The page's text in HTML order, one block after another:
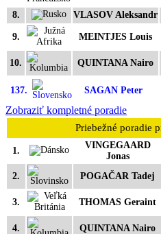
8. VLASOV Aleksandr
9. MEINTJES Louis
10. QUINTANA Nairo
137. SAGAN Peter
Zobraziť kompletné poradie
Priebežné poradie
1.
VINGEGAARD
Jonas
2. POGAČAR Tadej
3. THOMAS Geraint
4. QUINTANA Nairo